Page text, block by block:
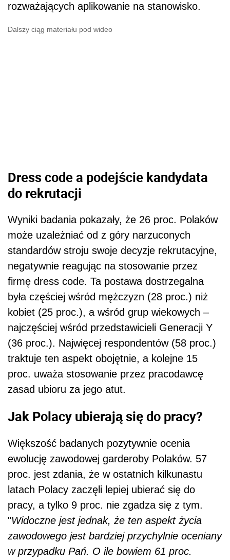
rozważających aplikowanie na stanowisko.
Dalszy ciąg materiału pod wideo
Dress code a podejście kandydata
do rekrutacji
Wyniki badania pokazały, że 26 proc. Polaków
może uzależniać od z góry narzuconych
standardów stroju swoje decyzje rekrutacyjne,
negatywnie reagując na stosowanie przez
firmę dress code. Ta postawa dostrzegalna
była częściej wśród mężczyzn (28 proc.) niż
kobiet (25 proc.), a wśród grup wiekowych –
najczęściej wśród przedstawicieli Generacji Y
(36 proc.). Najwięcej respondentów (58 proc.)
traktuje ten aspekt obojętnie, a kolejne 15
proc. uważa stosowanie przez pracodawcę
zasad ubioru za jego atut.
Jak Polacy ubierają się do pracy?
Większość badanych pozytywnie ocenia
ewolucję zawodowej garderoby Polaków. 57
proc. jest zdania, że w ostatnich kilkunastu
latach Polacy zaczęli lepiej ubierać się do
pracy, a tylko 9 proc. nie zgadza się z tym.
"Widoczne jest jednak, że ten aspekt życia
zawodowego jest bardziej przychylnie oceniany
w przypadku Pań. O ile bowiem 61 proc.